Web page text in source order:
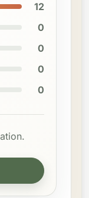
12
0
0
0
0